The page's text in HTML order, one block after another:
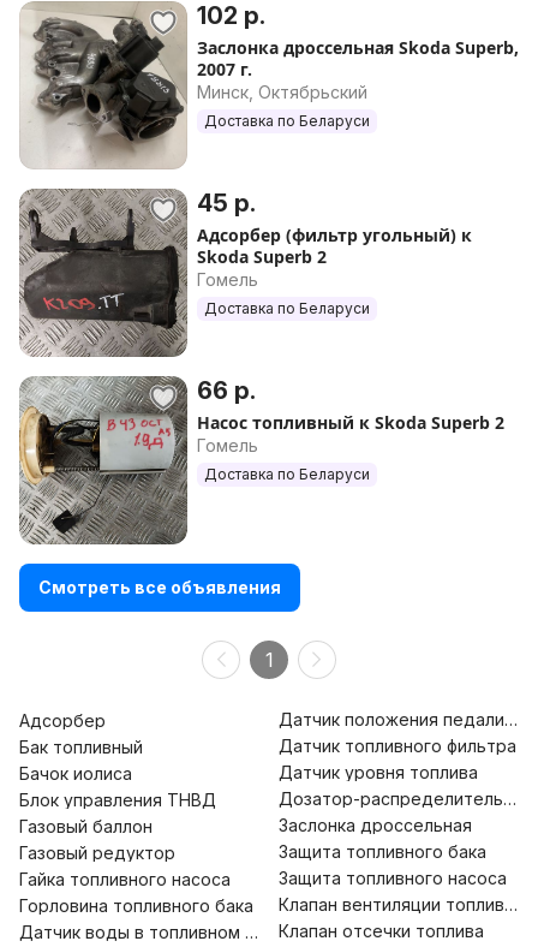
102 р.
Заслонка дроссельная Skoda Superb,
2007 г.
Минск, Октябрьский
Доставка по Беларуси
45 р.
Адсорбер (фильтр угольный) к
Skoda Superb 2
Гомель
Доставка по Беларуси
66 р.
Насос топливный к Skoda Superb 2
Гомель
Доставка по Беларуси
Смотреть все объявления
1
Адсорбер
Бак топливный
Бачок иолиса
Блок управления ТНВД
Газовый баллон
Газовый редуктор
Гайка топливного насоса
Горловина топливного бака
Датчик воды в топливном фильтре
Датчик положения педали
Датчик топливного фильтра
Датчик уровня топлива
Дозатор-распределитель
Заслонка дроссельная
Защита топливного бака
Защита топливного насоса
Клапан вентиляции
Клапан отсечки топлива